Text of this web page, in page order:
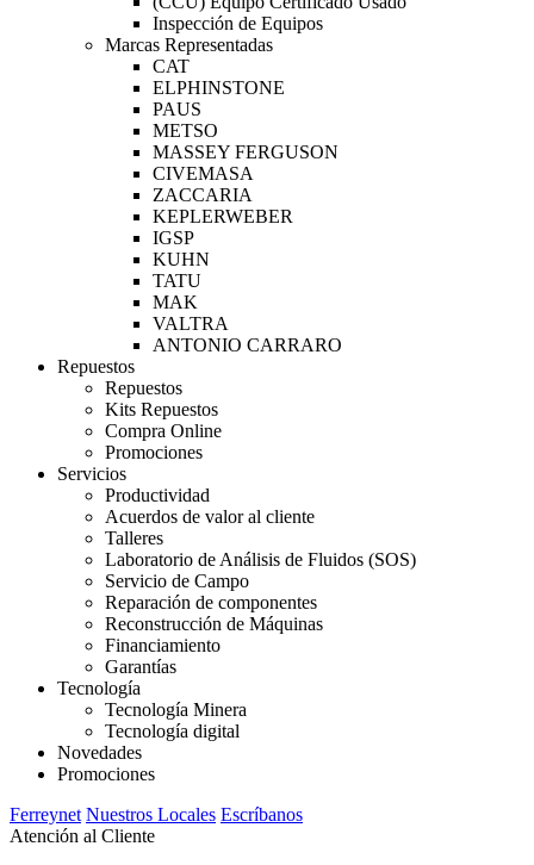
Inspección de Equipos
Marcas Representadas
CAT
ELPHINSTONE
PAUS
METSO
MASSEY FERGUSON
CIVEMASA
ZACCARIA
KEPLERWEBER
IGSP
KUHN
TATU
MAK
VALTRA
ANTONIO CARRARO
Repuestos
Repuestos
Kits Repuestos
Compra Online
Promociones
Servicios
Productividad
Acuerdos de valor al cliente
Talleres
Laboratorio de Análisis de Fluidos (SOS)
Servicio de Campo
Reparación de componentes
Reconstrucción de Máquinas
Financiamiento
Garantías
Tecnología
Tecnología Minera
Tecnología digital
Novedades
Promociones
Ferreynet Nuestros Locales Escríbanos
Atención al Cliente